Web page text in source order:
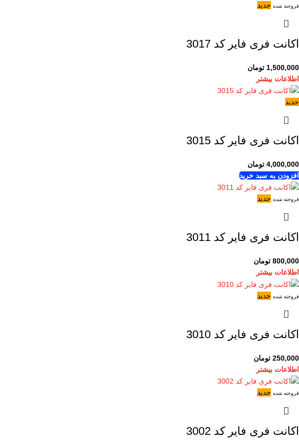
فروخته شده جدید
اکانت فری فایر کد 3017
1,500,000 تومان
اطلاعات بیشتر
جدید
اکانت فری فایر کد 3015
4,000,000 تومان
افزودن به سبد خرید
فروخته شده جدید
اکانت فری فایر کد 3011
800,000 تومان
اطلاعات بیشتر
فروخته شده جدید
اکانت فری فایر کد 3010
250,000 تومان
اطلاعات بیشتر
فروخته شده جدید
اکانت فری فایر کد 3002